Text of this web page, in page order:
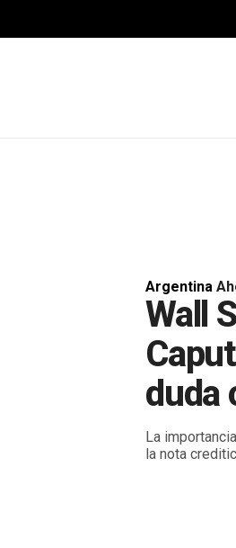
Argentina
Wall
duda
La
la nota